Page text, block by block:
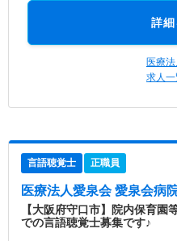
詳
医療
求人
言語聴覚士 正職員
医療法人愛泉会 愛泉会病
【大阪府守口市】院内保育
での言語聴覚士募集です♪